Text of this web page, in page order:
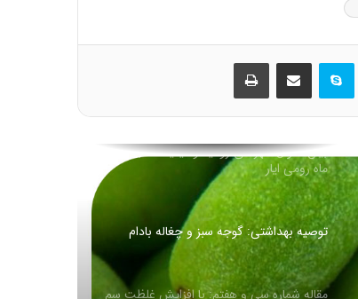
‫پین‌ترست اسکایپ اشتراک گذاری از طریق ایمیل
🏴
ماه رومی ایار
توصیه بهداشتی: گوجه سبز و چغاله بادام
مقاله شماره سی و هفتم: با افزایش غلظت سم
دیازینون منجر به کاهش بقا و تولید مثل در